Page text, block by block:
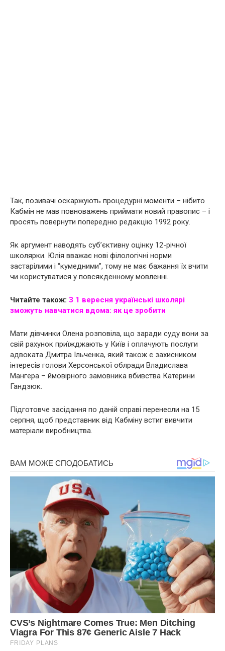
Так, позивачі оскаржують процедурні моменти – нібито
Кабмін не мав повноважень приймати новий правопис – і
просять повернути попередню редакцію 1992 року.
Як аргумент наводять суб’єктивну оцінку 12-річної
школярки. Юлія вважає нові філологічні норми
застарілими і “кумедними”, тому не має бажання їх вчити
чи користуватися у повсякденному мовленні.
Читайте також: З 1 вересня українські школярі
зможуть навчатися вдома: як це зробити
Мати дівчинки Олена розповіла, що заради суду вони за
свій рахунок приїжджають у Київ і оплачують послуги
адвоката Дмитра Ільченка, який також є захисником
інтересів голови Херсонської облради Владислава
Мангера – ймовірного замовника вбивства Катерини
Гандзюк.
Підготовче засідання по даній справі перенесли на 15
серпня, щоб представник від Кабміну встиг вивчити
матеріали виробництва.